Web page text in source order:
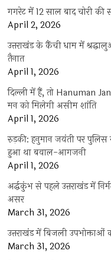
गगरेट में 12 साल बाद चोरी की
April 2, 2026
उत्तराखंड के कैंची धाम में
तैनात
April 1, 2026
दिल्ली में हैं, तो Hanuman
मन को मिलेगी असीम शांति
April 1, 2026
रुड़की: हनुमान जयंती पर पुलिस
हुआ था बवाल-आगजनी
April 1, 2026
अर्द्धकुंभ से पहले उत्तराखंड में
असर
March 31, 2026
उत्तराखंड में बिजली उपभोक्ताओं
March 31, 2026